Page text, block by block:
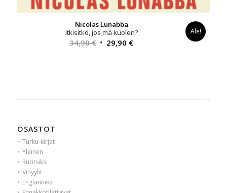
Nicolas Lunabba
Itkisitkö, jos mä kuolen?
34,90€ Alkuperäinen
29,90 €Nykyinen
Ale!
OSASTOT
Turku-kirjat
Yleinen
Ruotsiksi
Vinyylit
Englanniksi